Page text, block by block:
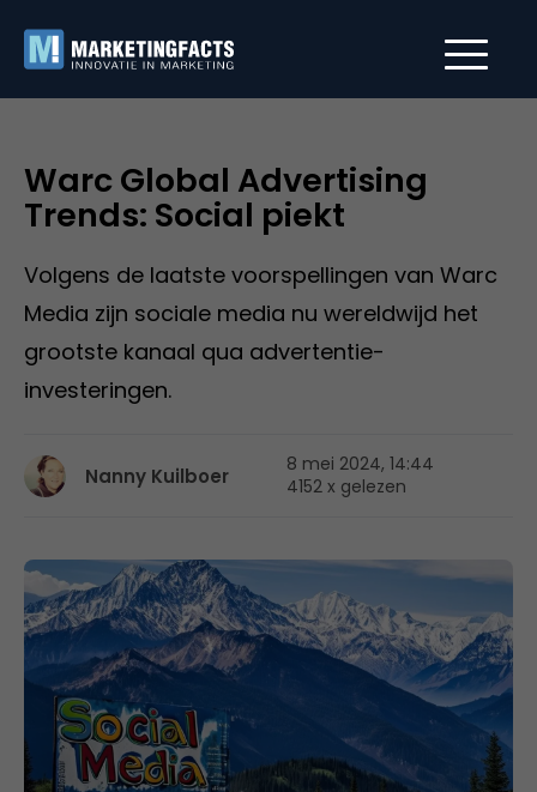
Warc Global Advertising
Trends: Social piekt
Volgens de laatste voorspellingen van Warc
Media zijn sociale media nu wereldwijd het
grootste kanaal qua advertentie-
investeringen.
Nanny Kuilboer
8 mei 2024, 14:44
4152 x gelezen